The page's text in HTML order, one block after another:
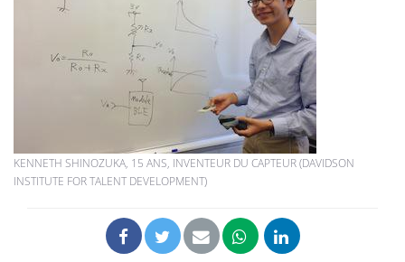
KENNETH SHINOZUKA, 15 ANS, INVENTEUR DU CAPTEUR (DAVIDSON
INSTITUTE FOR TALENT DEVELOPMENT)